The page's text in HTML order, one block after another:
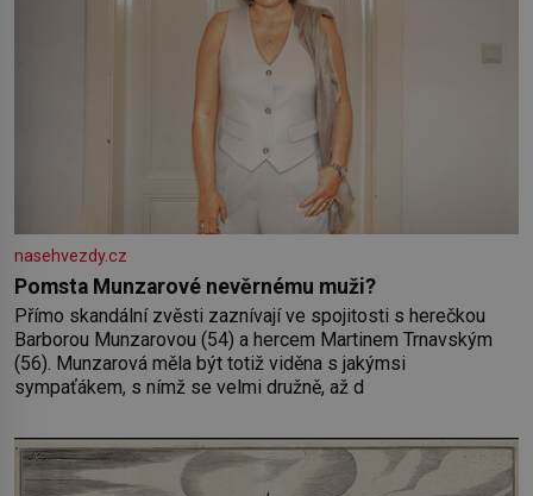
nasehvezdy.cz
Pomsta Munzarové nevěrnému muži?
Přímo skandální zvěsti zaznívají ve spojitosti s herečkou
Barborou Munzarovou (54) a hercem Martinem Trnavským
(56). Munzarová měla být totiž viděna s jakýmsi
sympaťákem, s nímž se velmi družně, až d